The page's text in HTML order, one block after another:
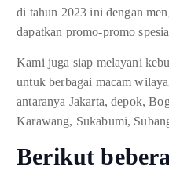
di tahun 2023 ini dengan
dapatkan promo-promo
Kami juga siap melayani
untuk berbagai macam
antaranya Jakarta, depok,
Karawang, Sukabumi,
Berikut